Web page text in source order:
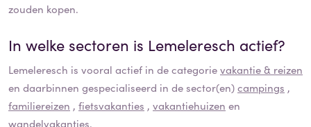
zouden kopen.
In welke sectoren is Lemeleresch actief?
Lemeleresch is vooral actief in de categorievakantie & reizen
en daarbinnen gespecialiseerd in de sector(en)campings ,
familiereizen , fietsvakanties , vakantiehuizen en
wandelvakanties.